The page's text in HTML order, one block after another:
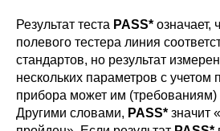
Результат теста PASS* означает,
полевого тестера линия
стандартов, но результат
нескольких параметров с учетом
прибора может им (требованиям)
Другими словами, PASS* значит «